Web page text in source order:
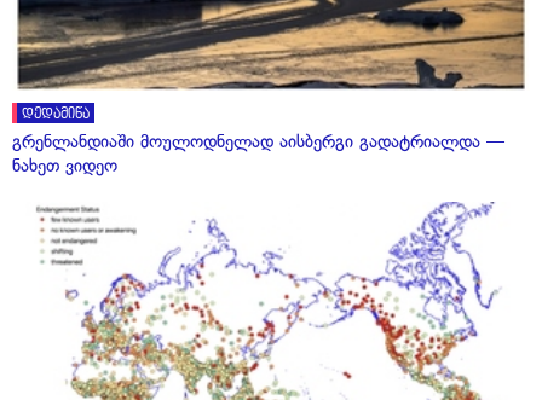
დედამიწა
გრენლანდიაში მოულოდნელად აისბერგი გადატრიალდა —
ნახეთ ვიდეო